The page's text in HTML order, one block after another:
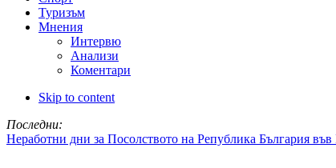
Туризъм
Мнения
Интервю
Анализи
Коментари
Skip to content
Последни:
Неработни дни за Посолството на Република България